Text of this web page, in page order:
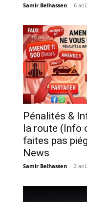
Samir Belhassen - 6
Pénalités &
la route (Info
faites pas
News
Samir Belhassen - 2